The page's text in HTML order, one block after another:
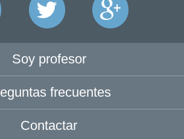
Soy profesor
frecuentes
Contactar